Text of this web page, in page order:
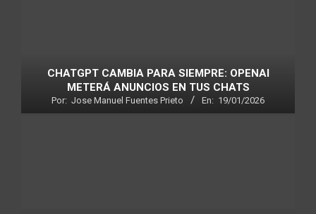
CHATGPT CAMBIA PARA SIEMPRE: OPENAI
METERÁ ANUNCIOS EN TUS CHATS
Por: Jose Manuel Fuentes Prieto En: 19/01/2026